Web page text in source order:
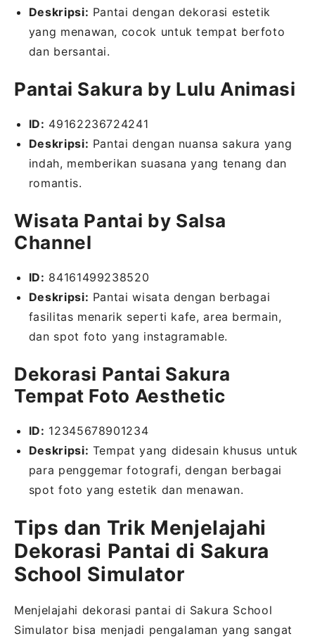
Deskripsi: Pantai dengan dekorasi estetik
yang menawan, cocok untuk tempat berfoto
dan bersantai.
Pantai Sakura by Lulu Animasi
ID: 49162236724241
Deskripsi: Pantai dengan nuansa sakura yang
indah, memberikan suasana yang tenang dan
romantis.
Wisata Pantai by Salsa
Channel
ID: 84161499238520
Deskripsi: Pantai wisata dengan berbagai
fasilitas menarik seperti kafe, area bermain,
dan spot foto yang instagramable.
Dekorasi Pantai Sakura
Tempat Foto Aesthetic
ID: 12345678901234
Deskripsi: Tempat yang didesain khusus untuk
para penggemar fotografi, dengan berbagai
spot foto yang estetik dan menawan.
Tips dan Trik Menjelajahi
Dekorasi Pantai di Sakura
School Simulator
Menjelajahi dekorasi pantai di Sakura School
Simulator bisa menjadi pengalaman yang sangat